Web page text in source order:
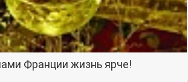
Франции жизнь ярче!